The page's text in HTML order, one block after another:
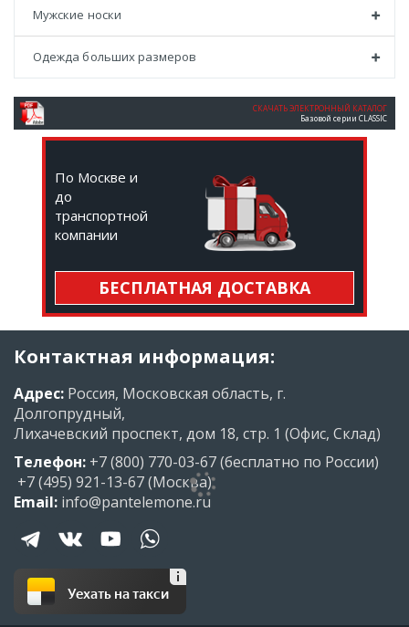
Мужские носки
Одежда больших размеров
СКАЧАТЬ ЭЛЕКТРОННЫЙ КАТАЛОГ
Базовой серии CLASSIC
По Москве и
до
транспортной
компании
БЕСПЛАТНАЯ ДОСТАВКА
Контактная информация:
Адрес: Россия, Московская область, г.
Долгопрудный,
Лихачевский проспект, дом 18, стр. 1 (Офис, Склад)
Телефон: +7 (800) 770-03-67(бесплатно по России)
+7 (495) 921-13-67(Москва)
Email: info@pantelemone.ru
Уехать на такси